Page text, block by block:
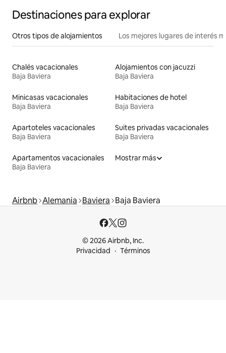
Destinaciones para explorar
Otros tipos de alojamientos Los mejores lugares de interés
Chalés vacacionales
Baja Baviera
Alojamientos con jacuzzi
Baja Baviera
Minicasas vacacionales
Baja Baviera
Habitaciones de hotel
Baja Baviera
Apartoteles vacacionales
Baja Baviera
Suites privadas vacacionales
Baja Baviera
Apartamentos vacacionales
Baja Baviera
Mostrar más
Airbnb Alemania Baviera Baja Baviera
© 2026 Airbnb, Inc.
Privacidad
Términos